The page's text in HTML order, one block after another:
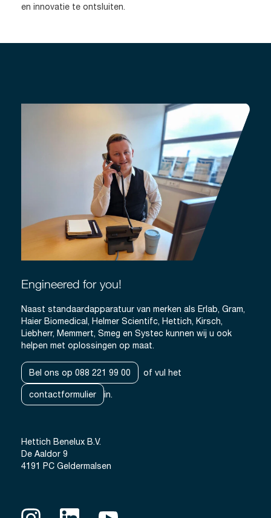
en innovatie te ontsluiten.
Engineered for you!
Naast standaardapparatuur van merken als Erlab, Gram,
Haier Biomedical, Helmer Scientifc, Hettich, Kirsch,
Liebherr, Memmert, Smeg en Systec kunnen wij u ook
helpen met oplossingen op maat.
Bel ons op 088 221 99 00 of vul het
contactformulier in.
Hettich Benelux B.V.
De Aaldor 9
4191 PC Geldermalsen